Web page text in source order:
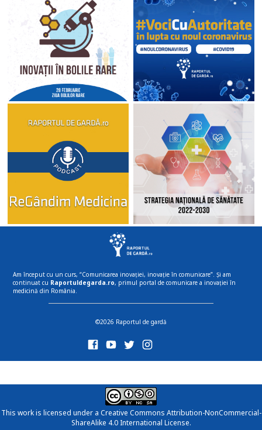
Am început cu un curs, “Comunicarea inovației, inovație în comunicare”. Și am
continuat cu Raportuldegarda.ro, primul portal de comunicare a inovației în
medicină din România.
©2026 Raportul de gardă
This work is licensed under a Creative Commons Attribution-NonCommercial-
ShareAlike 4.0 International License.